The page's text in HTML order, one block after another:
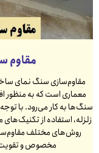
مقاوم
مقاوم‌سازی سنگ نمای
معماری است که به
سنگ‌ها به کار می‌رود. با
زلزله، استفاده از
روش‌های مختلف
مخصوص و تقویت